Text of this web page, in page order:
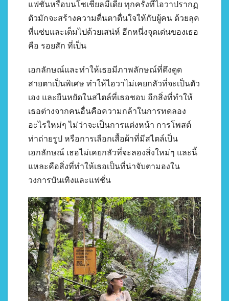
แฟชั่นหรือบนโซเชียลมีเดีย ทุกครั้งที่ไอวาปรากฏ
ตัวมักจะสร้างความตื่นตาตื่นใจให้กับผู้คน ด้วยลุค
ที่แซ่บและเต็มไปด้วยเสน่ห์ อีกหนึ่งจุดเด่นของเธอ
คือ รอยสัก ที่เป็น
เอกลักษณ์และทำให้เธอมีภาพลักษณ์ที่ดึงดูด
สายตาเป็นพิเศษ ทำให้ไอวาไม่เคยกลัวที่จะเป็นตัว
เอง และยืนหยัดในสไตล์ที่เธอชอบ อีกสิ่งที่ทำให้
เธอต่างจากคนอื่นคือความกล้าในการทดลอง
อะไรใหม่ๆ ไม่ว่าจะเป็นการแต่งหน้า การโพสต์
ท่าถ่ายรูป หรือการเลือกเสื้อผ้าที่มีสไตล์เป็น
เอกลักษณ์ เธอไม่เคยกลัวที่จะลองสิ่งใหม่ๆ และนี้
แหละคือสิ่งที่ทำให้เธอเป็นที่น่าจับตามองใน
วงการบันเทิงและแฟชั่น